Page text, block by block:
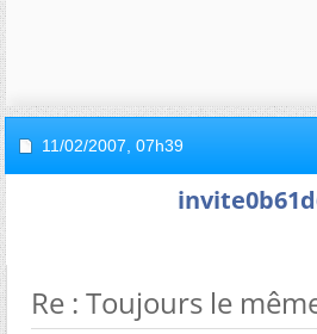
11/02/2007, 07h39
Re : Toujours le